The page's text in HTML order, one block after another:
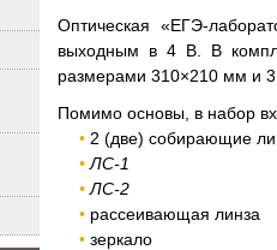
Оптическая «ЕГЭ-
выходным в 4 В. В
размерами 310×210 мм и
Помимо основы, в набор
2 (две) собирающие
ЛС-1
ЛС-2
рассеивающая линза
зеркало